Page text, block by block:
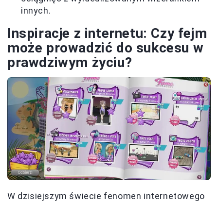
innych.
Inspiracje z internetu: Czy fejm
może prowadzić do sukcesu w
prawdziwym życiu?
W dzisiejszym świecie fenomen internetowego